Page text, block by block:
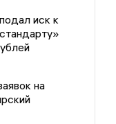
иск к
на